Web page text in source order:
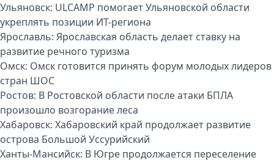
Ульяновск: ULCAMP помогает Ульяновской области
укреплять позиции ИТ-региона
Ярославль: Ярославская область делает ставку на
развитие речного туризма
Омск: Омск готовится принять форум молодых лидеров
стран ШОС
Ростов: В Ростовской области после атаки БПЛА
произошло возгорание леса
Хабаровск: Хабаровский край продолжает развитие
острова Большой Уссурийский
Ханты-Мансийск: В Югре продолжается переселение